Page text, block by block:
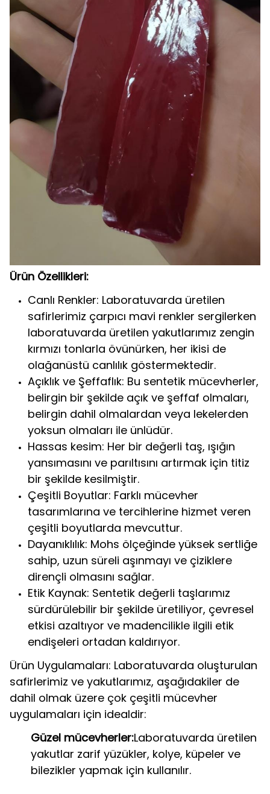
Ürün Özellikleri:
Canlı Renkler: Laboratuvarda üretilen
safirlerimiz çarpıcı mavi renkler sergilerken
laboratuvarda üretilen yakutlarımız zengin
kırmızı tonlarla övünürken, her ikisi de
olağanüstü canlılık göstermektedir.
Açıklık ve Şeffaflık: Bu sentetik mücevherler,
belirgin bir şekilde açık ve şeffaf olmaları,
belirgin dahil olmalardan veya lekelerden
yoksun olmaları ile ünlüdür.
Hassas kesim: Her bir değerli taş, ışığın
yansımasını ve parıltısını artırmak için titiz
bir şekilde kesilmiştir.
Çeşitli Boyutlar: Farklı mücevher
tasarımlarına ve tercihlerine hizmet veren
çeşitli boyutlarda mevcuttur.
Dayanıklılık: Mohs ölçeğinde yüksek sertliğe
sahip, uzun süreli aşınmayı ve çiziklere
dirençli olmasını sağlar.
Etik Kaynak: Sentetik değerli taşlarımız
sürdürülebilir bir şekilde üretiliyor, çevresel
etkisi azaltıyor ve madencilikle ilgili etik
endişeleri ortadan kaldırıyor.
Ürün Uygulamaları: Laboratuvarda oluşturulan
safirlerimiz ve yakutlarımız, aşağıdakiler de
dahil olmak üzere çok çeşitli mücevher
uygulamaları için idealdir:
Güzel mücevherler:Laboratuvarda üretilen
yakutlar zarif yüzükler, kolye, küpeler ve
bilezikler yapmak için kullanılır.